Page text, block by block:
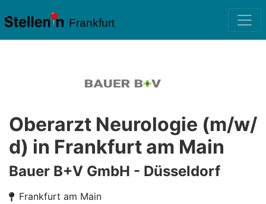
Frankfurt
Oberarzt Neurologie (m/w/
d) in Frankfurt am Main
Bauer B+V GmbH - Düsseldorf
Frankfurt am Main